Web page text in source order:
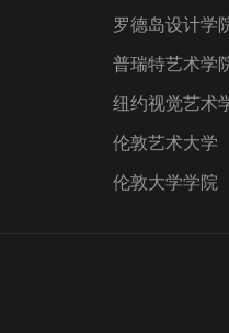
罗德岛设计学
普瑞特艺术学
纽约视觉艺术
伦敦艺术大学
伦敦大学学院